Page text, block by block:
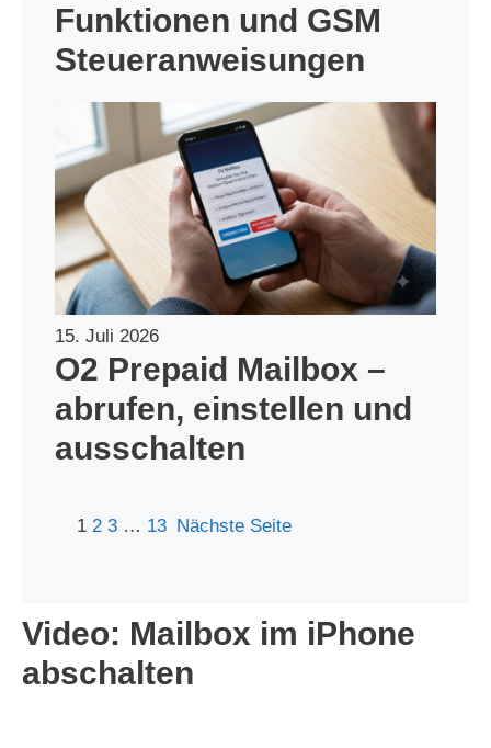
Funktionen und GSM
Steueranweisungen
15. Juli 2026
O2 Prepaid Mailbox –
abrufen, einstellen und
ausschalten
1 2 3 … 13 Nächste Seite
Video: Mailbox im iPhone
abschalten